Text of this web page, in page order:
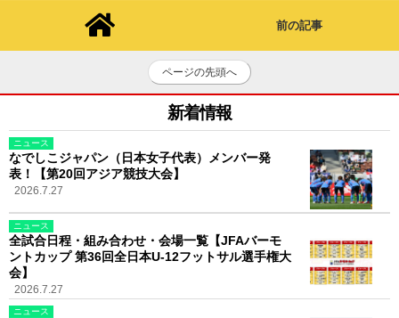
前の記事
ページの先頭へ
新着情報
ニュース
なでしこジャパン（日本女子代表）メンバー発
表！【第20回アジア競技大会】
2026.7.27
ニュース
全試合日程・組み合わせ・会場一覧【JFAバーモ
ントカップ 第36回全日本U-12フットサル選手権大
会】
2026.7.27
ニュース